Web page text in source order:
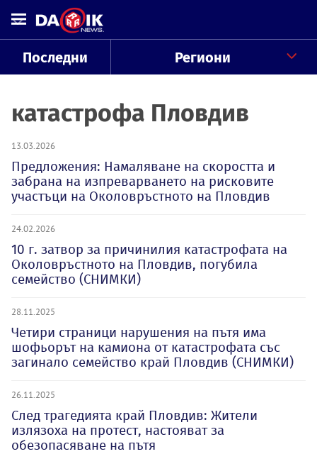
Последни Региони
катастрофа Пловдив
13.03.2026
Предложения: Намаляване на скоростта и
забрана на изпреварването на рисковите
участъци на Околовръстното на Пловдив
24.02.2026
10 г. затвор за причинилия катастрофата на
Околовръстното на Пловдив, погубила
семейство (СНИМКИ)
28.11.2025
Четири страници нарушения на пътя има
шофьорът на камиона от катастрофата със
загинало семейство край Пловдив (СНИМКИ)
26.11.2025
След трагедията край Пловдив: Жители
излязоха на протест, настояват за
обезопасяване на пътя